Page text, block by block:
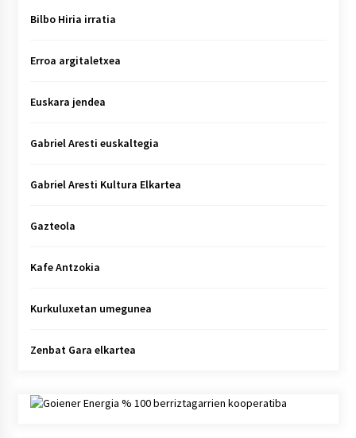
Bilbo Hiria irratia
Erroa argitaletxea
Euskara jendea
Gabriel Aresti euskaltegia
Gabriel Aresti Kultura Elkartea
Gazteola
Kafe Antzokia
Kurkuluxetan umegunea
Zenbat Gara elkartea